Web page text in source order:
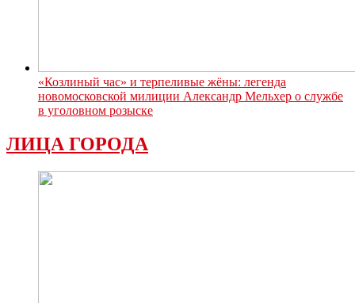
«Козлиный час» и терпеливые жёны: легенда
новомосковской милиции Александр Мельхер о службе
в уголовном розыске
ЛИЦА ГОРОДА